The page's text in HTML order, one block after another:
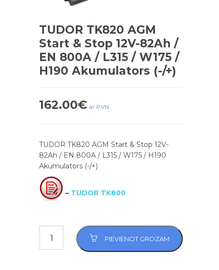
TUDOR TK820 AGM
Start & Stop 12V-82Ah /
EN 800A / L315 / W175 /
H190 Akumulators (-/+)
162.00€ ar PVN
TUDOR TK820 AGM Start & Stop 12V-
82Ah / EN 800A / L315 / W175 / H190
Akumulators (-/+)
– TUDOR TK800
PIEVIENOT GROZAM